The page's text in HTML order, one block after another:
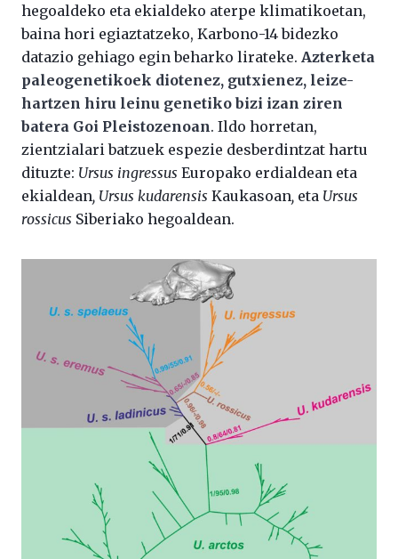
hegoaldeko eta ekialdeko aterpe klimatikoetan,
baina hori egiaztatzeko, Karbono-14 bidezko
datazio gehiago egin beharko lirateke. Azterketa
paleogenetikoek diotenez, gutxienez, leize-
hartzen hiru leinu genetiko bizi izan ziren
batera Goi Pleistozenoan. Ildo horretan,
zientzialari batzuek espezie desberdintzat hartu
dituzte: Ursus ingressus Europako erdialdean eta
ekialdean, Ursus kudarensis Kaukasoan, eta Ursus
rossicus Siberiako hegoaldean.